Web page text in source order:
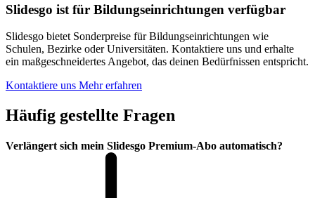
Slidesgo ist für Bildungseinrichtungen verfügbar
Slidesgo bietet Sonderpreise für Bildungseinrichtungen wie
Schulen, Bezirke oder Universitäten. Kontaktiere uns und erhalte
ein maßgeschneidertes Angebot, das deinen Bedürfnissen entspricht.
Kontaktiere uns Mehr erfahren
Häufig gestellte Fragen
Verlängert sich mein Slidesgo Premium-Abo automatisch?